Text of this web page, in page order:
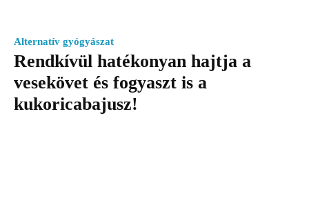
Alternatív gyógyászat
Rendkívül hatékonyan hajtja a
vesekövet és fogyaszt is a
kukoricabajusz!